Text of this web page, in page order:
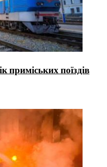
приміських поїздів